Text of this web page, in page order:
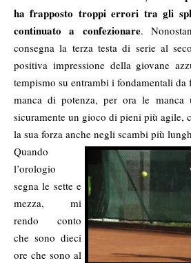
ha frapposto troppi errori tra gli
continuato a confezionare.
consegna la terza testa di serie al
positiva impressione della giovane
tempismo su entrambi i fondamentali da
manca di potenza, per ora le manca
sicuramente un gioco di pieni più agile,
la sua forza anche negli scambi più
Quando
l’orologio
segna le sette e
mezza, mi
rendo conto
che sono dieci
ore che sono al